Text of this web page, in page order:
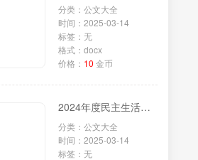
分类：公文大全
时间：2025-03-14
标签：无
格式：docx
价格： 10 金币
2024年度民主生活会个人发言提纲（党委委员、副主任含上年度民主生活会整改措施）
分类：公文大全
时间：2025-03-14
标签：无